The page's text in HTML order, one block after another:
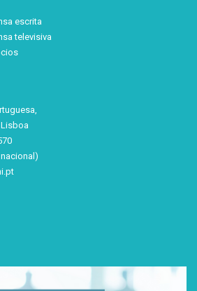
escrita
televisiva
Lisboa